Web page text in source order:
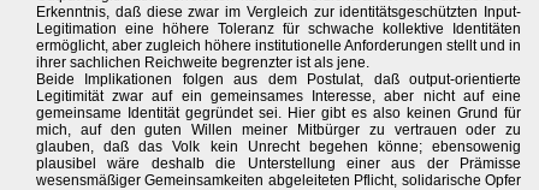
Erkenntnis, daß diese zwar im Vergleich zur identitätsgeschützten Input-
Legitimation eine höhere Toleranz für schwache kollektive Identitäten
ermöglicht, aber zugleich höhere institutionelle Anforderungen stellt und in
ihrer sachlichen Reichweite begrenzter ist als jene.
Beide Implikationen folgen aus dem Postulat, daß output-orientierte
Legitimität zwar auf ein gemeinsames Interesse, aber nicht auf eine
gemeinsame Identität gegründet sei. Hier gibt es also keinen Grund für
mich, auf den guten Willen meiner Mitbürger zu vertrauen oder zu
glauben, daß das Volk kein Unrecht begehen könne; ebensowenig
plausibel wäre deshalb die Unterstellung einer aus der Prämisse
wesensmäßiger Gemeinsamkeiten abgeleiteten Pflicht, solidarische Opfer